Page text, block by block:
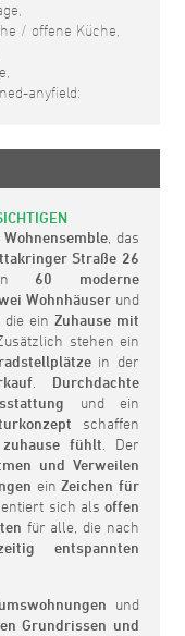
/ offene Küche,
anyfield:
Wohnensemble , das
Straße 26
60 moderne
Wohnhäuser und
ein Zuhause mit
stehen ein
in der
. Durchdachte
und ein
schaffen
fühlt . Der
und Verweilen
einZeichen für
sich als offen
für alle, die nach
entspannten
und
Grundrissen und